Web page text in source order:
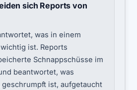
sich Reports von
was in einem
ist. Reports
Schnappschüsse im
beantwortet, was
ist, aufgetaucht